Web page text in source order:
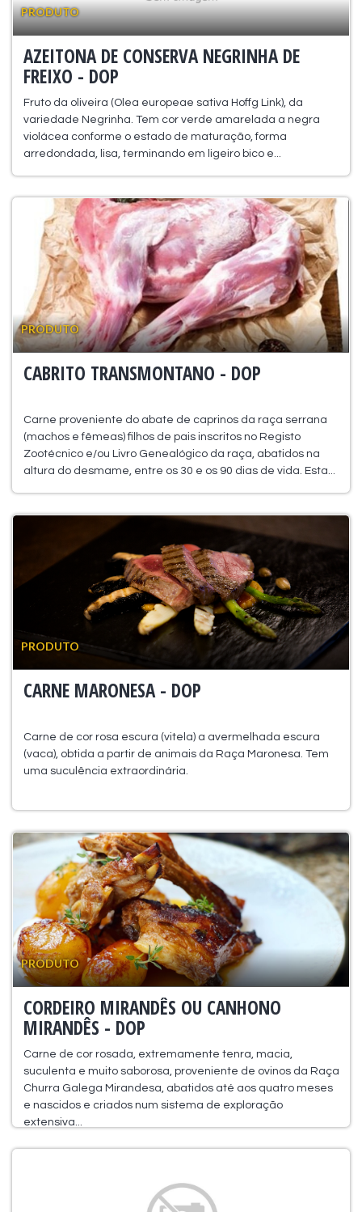
PRODUTO
AZEITONA DE CONSERVA NEGRINHA DE
FREIXO - DOP
Fruto da oliveira (Olea europeae sativa Hoffg Link), da
variedade Negrinha. Tem cor verde amarelada a negra
violácea conforme o estado de maturação, forma
arredondada, lisa, terminando em ligeiro bico e...
PRODUTO
CABRITO TRANSMONTANO - DOP
Carne proveniente do abate de caprinos da raça serrana
(machos e fêmeas) filhos de pais inscritos no Registo
Zootécnico e/ou Livro Genealógico da raça, abatidos na
altura do desmame, entre os 30 e os 90 dias de vida. Esta...
PRODUTO
CARNE MARONESA - DOP
Carne de cor rosa escura (vitela) a avermelhada escura
(vaca), obtida a partir de animais da Raça Maronesa. Tem
uma suculência extraordinária.
PRODUTO
CORDEIRO MIRANDÊS OU CANHONO
MIRANDÊS - DOP
Carne de cor rosada, extremamente tenra, macia,
suculenta e muito saborosa, proveniente de ovinos da Raça
Churra Galega Mirandesa, abatidos até aos quatro meses
e nascidos e criados num sistema de exploração
extensiva...